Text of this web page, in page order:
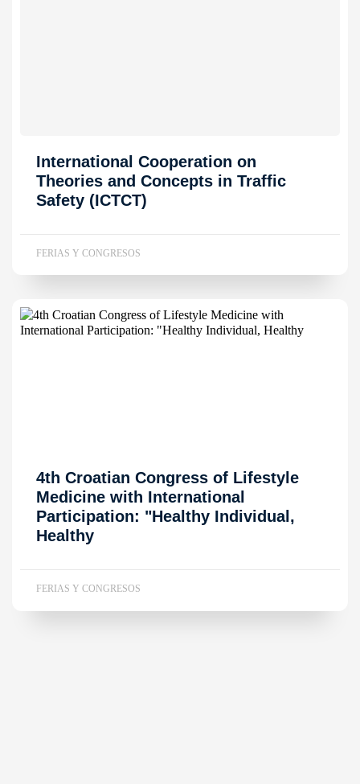
International Cooperation on
Theories and Concepts in Traffic
Safety (ICTCT)
FERIAS Y CONGRESOS
4th Croatian Congress of Lifestyle
Medicine with International
Participation: "Healthy Individual,
Healthy
FERIAS Y CONGRESOS